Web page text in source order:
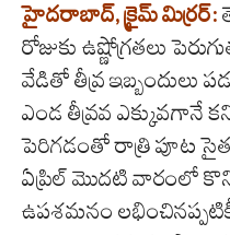
హైద‌రాబాద్, క్రైమ్ మిర్ర‌ర్:
రోజుకు ఉష్ణోగ్ర‌త‌లు
వేడితో తీవ్ర ఇబ్బందులు
ఎండ తీవ్ర‌వ ఎక్కువ‌గానే
పెరిగ‌డంతో రాత్రి పూట
ఏప్రిల్ మొదటి వారంలో
ఉపశమనం